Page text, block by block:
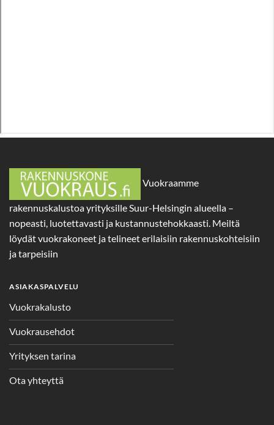
Vuokraamme
rakennuskalustoa yrityksille Suur-Helsingin alueella –
nopeasti, luotettavasti ja kustannustehokkaasti. Meiltä
löydät vuokrakoneet ja telineet erilaisiin rakennuskohteisiin
ja tarpeisiin
ASIAKASPALVELU
Vuokrakalusto
Vuokrausehdot
Yrityksen tarina
Ota yhteyttä